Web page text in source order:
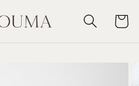
Cart